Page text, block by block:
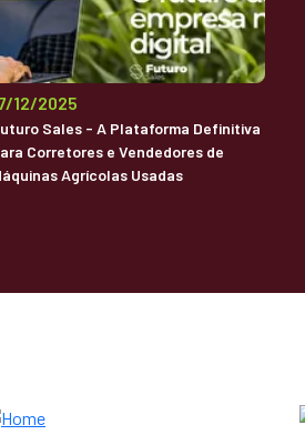
12/2025
Sales - A Plataforma Definitiva
Corretores e Vendedores de
Agrícolas Usadas